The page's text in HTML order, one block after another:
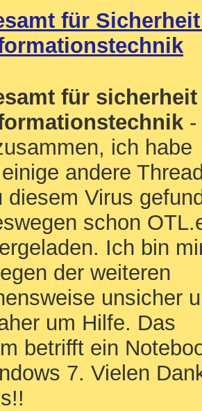
für
für
-
ich habe
andere
diesem Virus
schon
Ich bin
der weiteren
unsicher
um Hilfe. Das
betrifft ein
7. Vielen